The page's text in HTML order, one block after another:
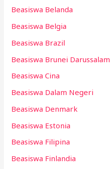
Beasiswa Belanda
Beasiswa Belgia
Beasiswa Brazil
Beasiswa Brunei Darussalam
Beasiswa Cina
Beasiswa Dalam Negeri
Beasiswa Denmark
Beasiswa Estonia
Beasiswa Filipina
Beasiswa Finlandia